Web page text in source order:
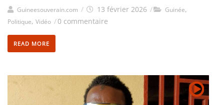
Guineesouverain.com / 13 février 2026 / Guinée,
Politique, Vidéo /0 commentaire
READ MORE